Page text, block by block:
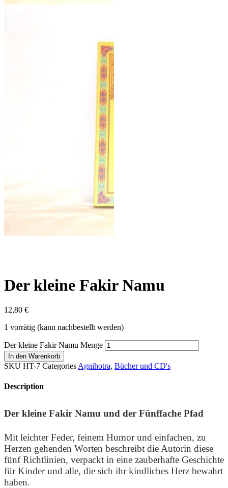
Der kleine Fakir Namu
12,80 €
1 vorrätig (kann nachbestellt werden)
Der kleine Fakir Namu Menge
In den Warenkorb
SKU HT-7 CategoriesAgnihotra, Bücher und CD's
Description
Der kleine Fakir Namu und der Fünffache Pfad
Mit leichter Feder, feinem Humor und einfachen, zu
Herzen gehenden Worten beschreibt die Autorin diese
fünf Richtlinien, verpackt in eine zauberhafte Geschichte
für Kinder und alle, die sich ihr kindliches Herz bewahrt
haben.